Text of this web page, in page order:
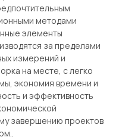
методами
элементы
за пределами
измерений и
на месте, с легко
экономия времени и
и эффективность
завершению проектов